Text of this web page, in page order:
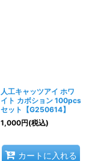
人工キャッツアイ ホワ
イト カボション 100pcs
セット【G250614】
1,000円(税込)
カートに入れる